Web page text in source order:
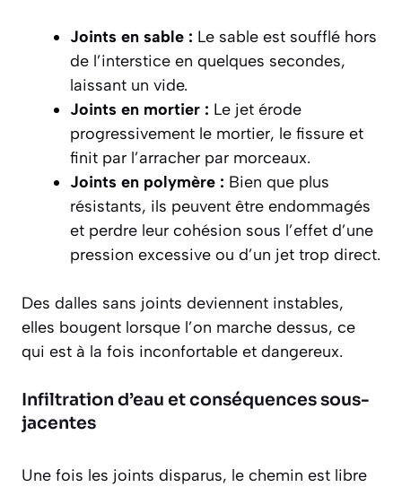
Joints en sable : Le sable est soufflé hors
de l’interstice en quelques secondes,
laissant un vide.
Joints en mortier : Le jet érode
progressivement le mortier, le fissure et
finit par l’arracher par morceaux.
Joints en polymère : Bien que plus
résistants, ils peuvent être endommagés
et perdre leur cohésion sous l’effet d’une
pression excessive ou d’un jet trop direct.
Des dalles sans joints deviennent instables,
elles bougent lorsque l’on marche dessus, ce
qui est à la fois inconfortable et dangereux.
Infiltration d’eau et conséquences sous-
jacentes
Une fois les joints disparus, le chemin est libre